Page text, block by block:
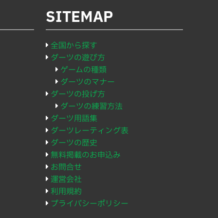
SITEMAP
全国から探す
ダーツの遊び方
ゲームの種類
ダーツのマナー
ダーツの投げ方
ダーツの練習方法
ダーツ用語集
ダーツレーティング表
ダーツの歴史
無料掲載のお申込み
お問合せ
運営会社
利用規約
プライバシーポリシー